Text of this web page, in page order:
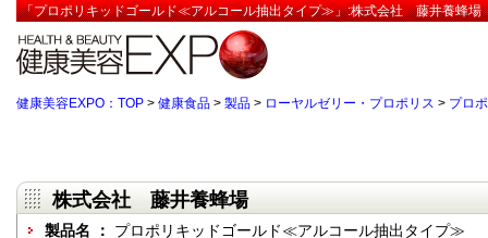
「プロポリキッドゴールド≪アルコール抽出タイプ≫」:株式会社 藤井養蜂場
健康美容EXPO：TOP > 健康食品 > 製品 > ローヤルゼリー・プロポリス > プロ
株式会社 藤井養蜂場
製品名 ： プロポリキッドゴールド≪アルコール抽出タイプ≫